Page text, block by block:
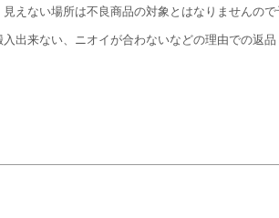
えない場所は不良商品の対象とはなりませんので
出来ない、ニオイが合わないなどの理由での返品